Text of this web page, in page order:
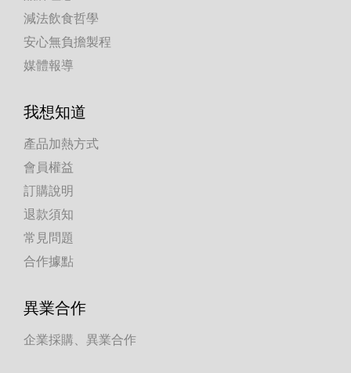
減法飲食哲學
安心無負擔製程
媒體報導
我想知道
產品加熱方式
會員權益
訂購說明
退款須知
常見問題
合作據點
異業合作
企業採購、異業合作